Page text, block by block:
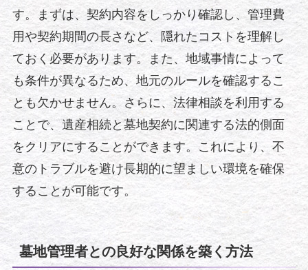
す。まずは、契約内容をしっかり確認し、管理費
用や契約期間の長さなど、隠れたコストを理解し
ておく必要があります。また、地域事情によって
も条件が異なるため、地元のルールを確認するこ
とも欠かせません。さらに、法律相談を利用する
ことで、遺産相続と墓地契約に関連する法的側面
をクリアにすることができます。これにより、不
意のトラブルを避け長期的に望ましい環境を確保
することが可能です。
墓地管理者との良好な関係を築く方法